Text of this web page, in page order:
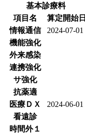
基本診療料
項目名
算定開始日
情報通信
2024-07-01
機能強化
外来感染
連携強化
サ強化
抗薬適
医療ＤＸ
2024-06-01
看遠診
時間外１